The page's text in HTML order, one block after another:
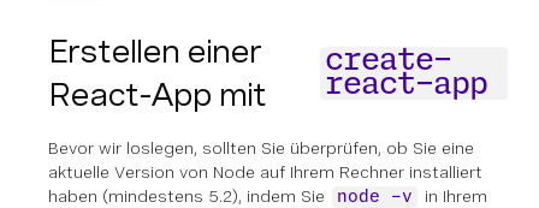
Erstellen einer
React-App mit
create-
react-app
Bevor wir loslegen, sollten Sie überprüfen, ob Sie eine
aktuelle Version von Node auf Ihrem Rechner installiert
haben (mindestens 5.2), indem Sie
node -v
in Ihrem